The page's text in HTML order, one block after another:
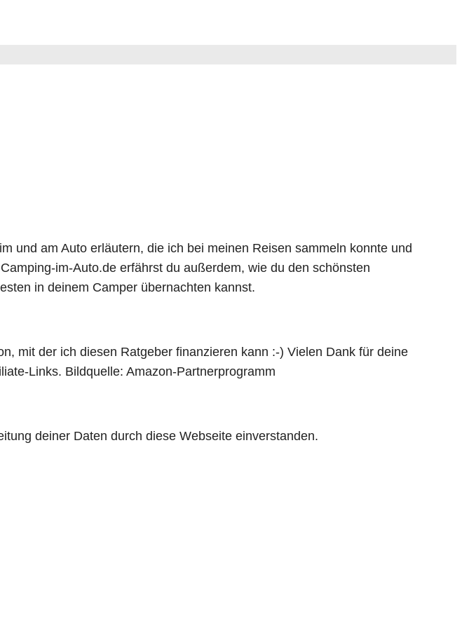
und am Auto erläutern, die ich bei meinen Reisen sammeln konnte und
im-Auto.de erfährst du außerdem, wie du den schönsten
in deinem Camper übernachten kannst.
mit der ich diesen Ratgeber finanzieren kann :-) Vielen Dank für deine
Links. Bildquelle: Amazon-Partnerprogramm
deiner Daten durch diese Webseite einverstanden.